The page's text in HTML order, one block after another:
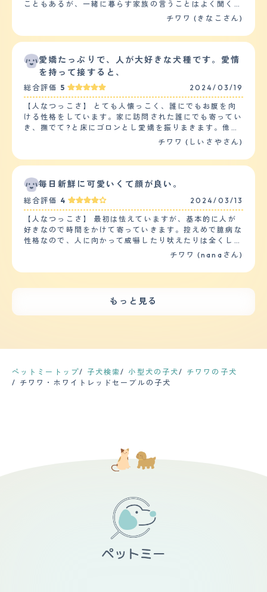
離れた場所にいますが、自分の名前を呼ばれた時だけは、
しっぽをブンブン振りながら走ってきて、呼んだ人の前で
こしてもらえるまで続きます。 ただ、総合的に見たら落
ち着いている方だと思います。 【しつけやすさ】 まず、
トイレについてですが、ほぼしつけはいりませんでした。
しっかりとトイレシートで用を足してくれるので助かって
います。 ご飯を食べすぎたり庭で草を食べた後に、時々
吐き戻しがあるのですが、それもトイレシートの上でして
くれます。 散歩ですが我が家のチワワは散歩が嫌いで、
リードを付けて外に出ると一歩も動きません。 なので、
他の子たちの散歩時にリュックに入って外に出ます。 今
は自宅の庭をドッグランに作り直したので、天気の良い日
【お手入れ】 ロングなのでそれなりの毛の長さはありま
リミングに連れて行ったことはありません。 爪と肉球の
毛のカットはわたしがしています。 抜け毛についてです
が、これはかなり抜けています。 クッションなどはこま
めに゛コロコロ゛をかけないといけません。 今まで病気
をしたことも、疾患があると言われたこともありません。
とても健康です。 ただ、身体が小さいせいか、胸肉など
を多めに与えてしまうと便がゆるくなることがあるので、
しか本気で鳴かないので、「五月蝿いなぁ」と感じる時は
りすぎて、ホームセンターのペットコーナーを見て回るこ
とが多くなりました。 そんなある日、預りをしたチワワ
こともあるが、一緒に暮らす家族の言うことはよく聞く
し、何度か会ったことのある人にはすり寄って行くような
ところもある。何かあったことを察すると静かに側で見守
ってくれたりと、家族のムードメーカーでもあり、空気を
うで、嫌がることなどはせず、初めましてのお友達やお客
様でも、時間が経つと警戒心が和らぐのか、いつの間にか
マスコットのような立ち位置になっている。 【落ち着
き】 普段から顔見知りの人の前では、あまり興奮したり
取り乱すこともなく、穏やかとまではいかないものの、比
較的落ち着いていると思う。2歳頃までは、ヤンチャ過ぎ
るあまり困り果てることもあったが、3歳以降はかなり落
ち着いてくるというか、大興奮はしなくなってきた。
【しつけやすさ】 迎え入れてから5日程は慣れるために自
しつけをしていった。繰り返し短い言葉で命令し、上手く
できれば褒めるを繰り返すことで、割りと身につくのは早
かった気がする。散歩は、だいたい1.5kmくらい、20分
程度行うことが多い。できる日は少なめに2回行く感じ。
【お手入れ】 基本的には、毎日スリッカーブラシでのブ
ラッシングを行い、コームを使って毛玉がないかも確認し
ている。だいたい2日に1回くらいは、蒸しタオルで拭くよ
うにも。シャンプーは月に3~4回ほど、サロンでお願いし
ている。スムースではあるものの、抜け毛は意外と多く、
掃除機は毎日かけた上で、ラグなどのファブリック類には
まめにコロコロをかけるようにしている。カットは3ヶ月
ている。検診は年に1回、同じ時期に予約を入れている
が、今のところ問題はない。 【鳴き声】 外出先から戻っ
が多い。甘えたいときは不安なことがあるときには、クゥ
場合などは、警戒心から激しくキャンキャン鳴く。 【総
評】 成犬になってもあまりサイズが変わらず、ずっと小
に春と秋の季節の変わり目は大変なことになるので、まめ
に掃除をしなければいけないのはネック。落ち込んで帰宅
と、ツンデレ具合が最高にかわいい。
チワワ (きなこさん)
愛嬌たっぷりで、人が大好きな犬種です。愛情
を持って接すると、
総合評価 5 2024/03/19
【人なつっこさ】 とても人懐っこく、誰にでもお腹を向
ける性格をしています。家に訪問された誰にでも寄ってい
き、撫でて?と床にゴロンとし愛嬌を振りまきます。他の
ペットとは接するのがあまり得意ではないようで、ドッグ
ランに連れていっても地面をクンクン嗅ぐばかりで、交流
しようとはしません。しかし他の飼い主さんには誰にでも
は、きちんと相手を見分けて接していて、毛を引っ張られ
たり、追いかけてくる小さい子にはお腹を見せません。
【落ち着き】 愛犬は10歳と言う事もあり、普段落ち着い
ている事が多いです。興奮する場面は、おやつを貰える時
や来客があった時、外を散歩する犬を見かけた時です。特
におやつを貰えると分かったら時は、クルクル回ってお座
りして、を繰り返してヨダレを垂らします。 【しつけや
すさ】 チワワは他の犬種に比べて、しつけしやすい犬種
る際に「待て」「よし」など比較的簡単なものを行ってい
ます。散歩については、週2.3回で数十分ほど歩くように
す。皮脂が多くなりベタついてきた段階でシャンプーして
います。おしりと足の裏の毛は伸びるので、シャンプーの
えます。全身を使って吠えるので、鳴き声は大きいです
が、「ダメ」と言うと、こちらに体を向け鳴くのを止めて
くれます。キンキン高い鳴き声ではなく、低い声で威嚇し
うになり誰にでもお腹を見せるまでに成長出来たことが何
より嬉しい事でした。寂しさからか、壁をかじられたり、
自分のうんちを食べた事もありましたが根気強くしつけを
すると、それらの問題行動も収まっていきました。抜け毛
はかなりありますが、毛が絡まる事はあまりないので、手
入れの楽さもチワワの良さだと思います。愛嬌たっぷりで
チワワ (しいさやさん)
毎日新鮮に可愛いくて顔が良い。
総合評価 4 2024/03/13
【人なつっこさ】 最初は怯えていますが、基本的に人が
好きなので時間をかけて寄っていきます。控えめで臆病な
性格なので、人に向かって威嚇したり吠えたりは全くしま
せん。ただ懐くまでに少し時間はかかります。 犬に対し
ては大抵相手が焦れて吠えられるか、突撃されて怯えてあ
まり仲良くなれません…。子供に対しては、近寄りたいけ
れてしまうこともしばしばあります。 【落ち着き】 基本
的には落ち着いています。はしゃぐ時とのんびりする時を
です。初めての場所だったりすると固まってしまいます
まりしていなかったのですが、勝手に自分でトイレを覚え
呼び戻しとお座りを覚えました。賢くて言葉もしっかり聞
うちの子は予想以上にすくすく育ってしまって、現在ぽっ
ちゃり目なことに悩まされています。また涙やけがひど
少しずつ色々試している状況です。 基本健康体なので特
に投薬や検診必須ではないのですが、長生きをしてほしい
ので月1で健康診断へ連れて行っています。 【鳴き声】 全
く吠えないのですが、キューンとは鳴きます。遊んで欲し
い時や長時間待たせてしまった時、朝ごはんの時間になる
と鳴きます。声量は全く大きくないので、特に不快感がな
チワワ (nanaさん)
もっと見る
ペットミートップ 子犬検索 小型犬の子犬
チワワの子犬
チワワ・ホワイトレッドセーブルの子犬